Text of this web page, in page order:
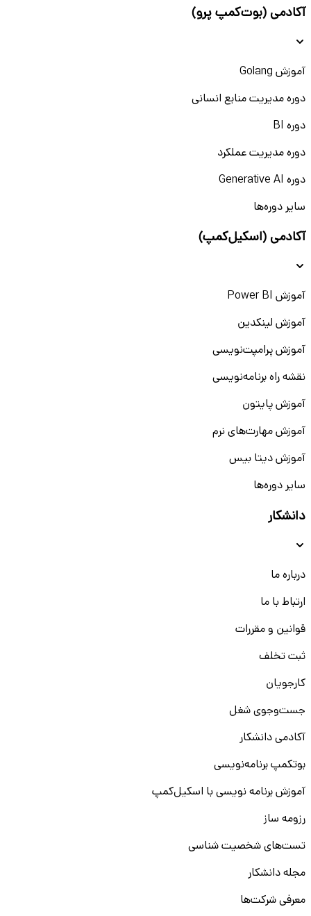
آکادمی (بوت‌کمپ پرو)
آموزش Golang
دوره مدیریت منابع انسانی
دوره BI
دوره مدیریت عملکرد
دوره Generative AI
سایر دوره‌ها
آکادمی (اسکیل‌کمپ)
آموزش Power BI
آموزش لینکدین
آموزش پرامپت‌نویسی
نقشه راه برنامه‌نویسی
آموزش پایتون
آموزش مهارت‌های نرم
آموزش دیتا بیس
سایر دوره‌ها
دانشکار
درباره ما
ارتباط با ما
قوانین و مقررات
ثبت تخلف
کارجویان
جست‌و‌جوی شغل
آکادمی دانشکار
بوتکمپ برنامه‌نویسی
آموزش برنامه نویسی با اسکیل‌کمپ
رزومه ساز
تست‌های شخصیت شناسی
مجله دانشکار
معرفی شرکت‌ها